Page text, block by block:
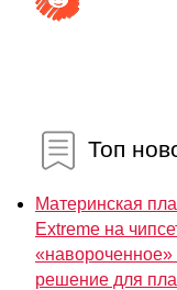
Топ
Материнская
Extreme на
«навороченное»
решение для